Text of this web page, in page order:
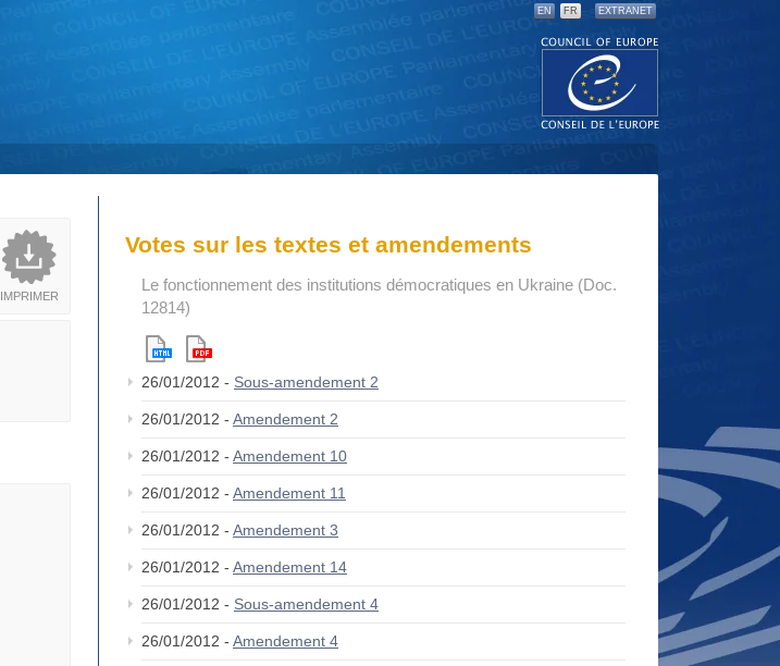
EN FR EXTRANET
IMPRIMER
Votes sur les textes et amendements
Le fonctionnement des institutions démocratiques en Ukraine (Doc.
12814)
26/01/2012 - Sous-amendement 2
26/01/2012 - Amendement 2
26/01/2012 - Amendement 10
26/01/2012 - Amendement 11
26/01/2012 - Amendement 3
26/01/2012 - Amendement 14
26/01/2012 - Sous-amendement 4
26/01/2012 - Amendement 4